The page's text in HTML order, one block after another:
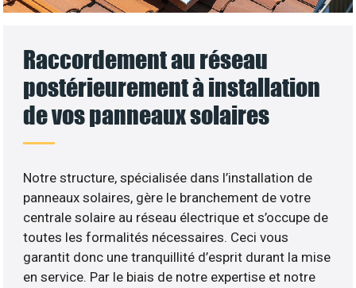
Raccordement au réseau
postérieurement à installation
de vos panneaux solaires
Notre structure, spécialisée dans l’installation de
panneaux solaires, gère le branchement de votre
centrale solaire au réseau électrique et s’occupe de
toutes les formalités nécessaires. Ceci vous
garantit donc une tranquillité d’esprit durant la mise
en service. Par le biais de notre expertise et notre